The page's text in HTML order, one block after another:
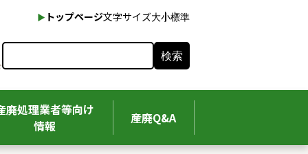
本文へ
トップページ文字サイズ大小標準
検索
廃処理業者等向け
情報
産廃Q&A